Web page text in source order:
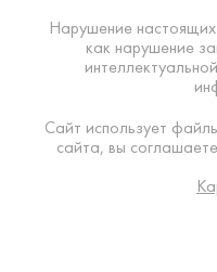
Нарушение
как нарушение
Сайт использует
сайта, вы